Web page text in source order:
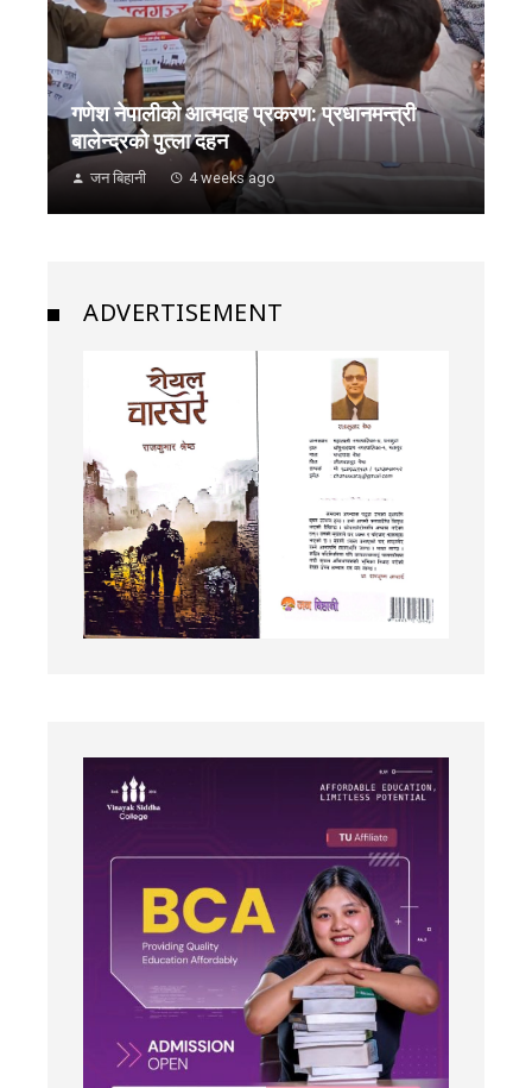
गणेश नेपालीको आत्मदाह प्रकरण: प्रधानमन्त्री
बालेन्द्रको पुत्ला दहन
जन बिहानी 4 weeks ago
ADVERTISEMENT